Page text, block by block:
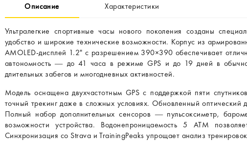
Описание Характеристики
Ультралегкие спортивные часы нового поколения созданы
удобство и широкие технические возможности. Корпус из
AMOLED-дисплей 1.2" с разрешением 390×390 обеспечивает
автономность — до 41 часа в режиме GPS и до 19 дней в
длительных забегов и многодневных активностей.
Модель оснащена двухчастотным GPS с поддержкой пяти
точный трекинг даже в сложных условиях. Обновленный оптический
Полный набор дополнительных сенсоров — пульсоксиметр,
возможности устройства. Водонепроницаемость 5 ATM
Синхронизация со Strava и TrainingPeaks упрощает анализ